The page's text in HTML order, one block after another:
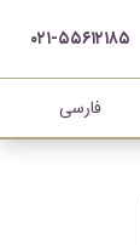
۰۲۱-۵۵۶۱۲۱۸۵
فارسی